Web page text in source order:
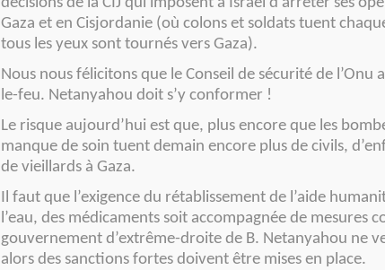
Gaza et en Cisjordanie (où colons et soldats tuent
tous les yeux sont tournés vers Gaza).
Nous nous félicitons que le Conseil de sécurité de l’Onu
le-feu. Netanyahou doit s’y conformer !
Le risque aujourd’hui est que, plus encore que les
manque de soin tuent demain encore plus de civils,
de vieillards à Gaza.
Il faut que l’exigence du rétablissement de l’aide
l’eau, des médicaments soit accompagnée de mesures
gouvernement d’extrême-droite de B. Netanyahou ne
alors des sanctions fortes doivent être mises en place.